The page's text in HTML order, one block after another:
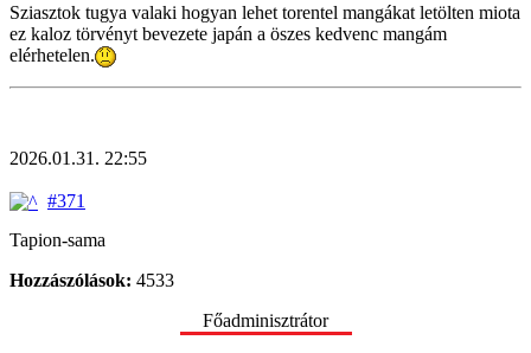
Sziasztok tugya valaki hogyan lehet torentel mangákat letölten miota
ez kaloz törvényt bevezete japán a öszes kedvenc mangám
elérhetelen.
2026.01.31. 22:55
#371
Tapion-sama
Hozzászólások: 4533
Főadminisztrátor